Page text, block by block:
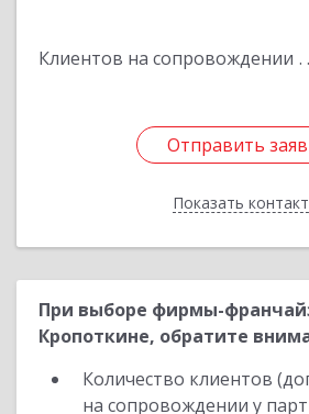
Клиентов на сопровождении
Отправить
Показать
Отправить
Назад
При выборе фирмы-
Кропоткине, обратите
Количество клиентов
на сопровождении у